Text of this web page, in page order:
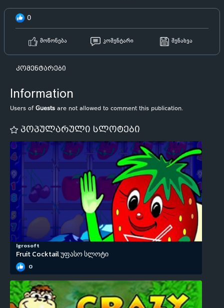
0
მოწონება კომენტარი შენახვა
კომენტარები
Information
Users ofGuests are not allowed to comment this publication.
პოპულარული სლოტები
Igrosoft
Fruit Cocktail უფასო სლოტი
0